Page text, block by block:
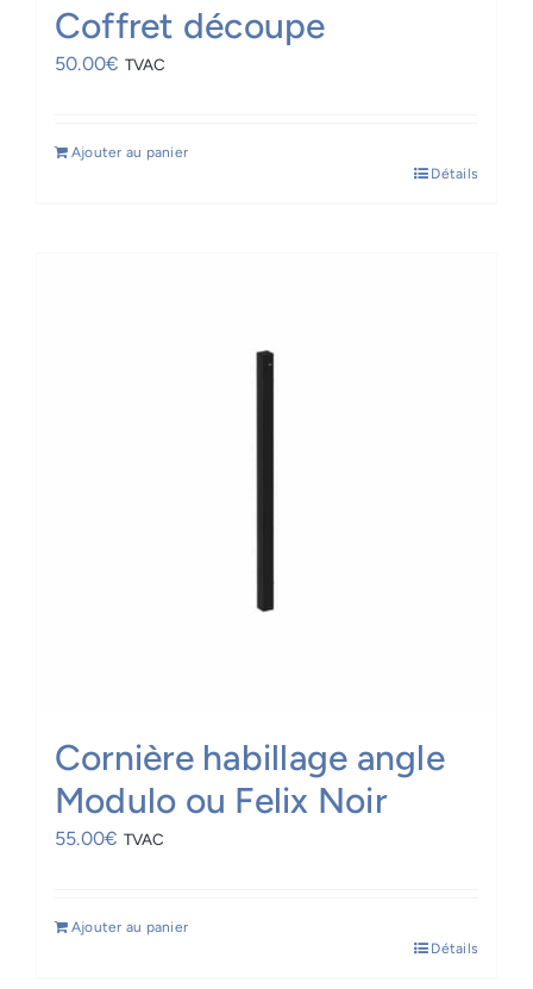
Coffret découpe
50.00€ TVAC
Ajouter au panier
Détails
Cornière habillage angle
Modulo ou Felix Noir
55.00€ TVAC
Ajouter au panier
Détails